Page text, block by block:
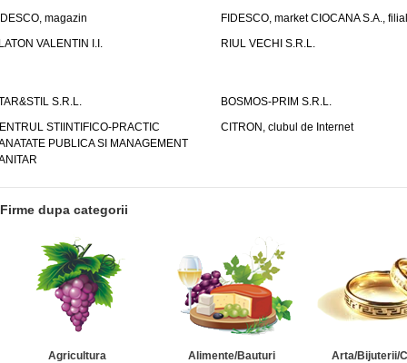
magazin
FIDESCO, market CIOCANA S.A.,
VALENTIN I.I.
RIUL VECHI S.R.L.
S.R.L.
BOSMOS-PRIM S.R.L.
STIINTIFICO-PRACTIC
PUBLICA SI MANAGEMENT
CITRON, clubul de Internet
Firme dupa categorii
Agricultura Alimente/Bauturi Arta/Bijuterii/